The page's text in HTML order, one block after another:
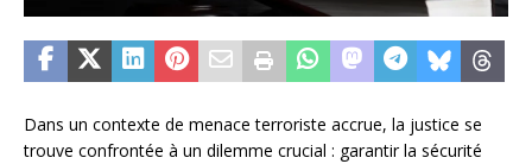
Dans un contexte de menace terroriste accrue, la justice se
trouve confrontée à un dilemme crucial : garantir la sécurité